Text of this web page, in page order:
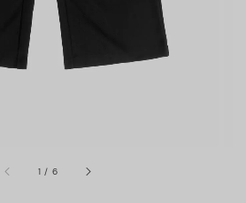
1 / 6